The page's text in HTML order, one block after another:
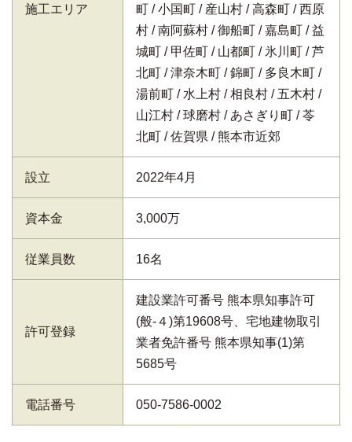
施工エリア
町
小国町 産山村 高森町
西原
村
南阿蘇村 御船町 嘉島町
益
城町
甲佐町 山都町 氷川町
芦
北町
津奈木町 錦町
多良木町
湯前町
水上村 相良村
五木村
山江村
球磨村 あさぎり町
苓
北町
佐賀県 熊本市近郊
設立 2022年4月
資本金 3,000万
従業員数 16名
許可登録
建設業許可番号 熊本県知事許可
(般-４)第19608号、宅地建物取引
業者免許番号 熊本県知事(1)第
5685号
電話番号 050-7586-0002